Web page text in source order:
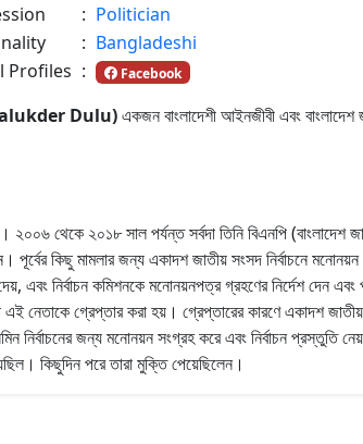
: Politician
: Bangladeshi
Profiles : Facebook
Talukder Dulu)একজন বাংলাদেশী আইনজীবী এবং
২০০৬ থেকে ২০১৮ সাল পর্যন্ত সর্বদা তিনি বিএনপি
পূর্বের কিছু মামলার জন্য একাদশ জাতীয় সংসদ নির্বাচনে
এবং নির্বাচন কমিশনকে মনোনয়নপত্র গ্রহণের নির্দেশ দেন
নেতাকে গ্রেপ্তার করা হয়। গ্রেপ্তারের কারণে একাদশ
নির্বাচনের জন্য মনোনয়ন সংগ্রহ করে এবং নির্বাচন
কিছুদিন পরে তারা মুক্তি পেয়েছিলেন।